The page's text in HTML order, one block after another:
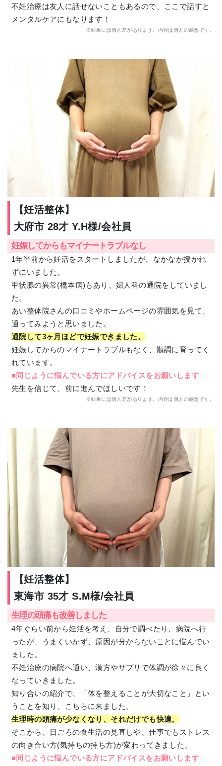
不妊治療は友人に話せないこともあるので、ここで話すと
メンタルケアにもなります！
※効果には個人差があります。内容は個人の感想です。
【妊活整体】
大府市 28才 Y.H様/会社員
妊娠してからもマイナートラブルなし
1年半前から妊活をスタートしましたが、なかなか授かれ
ずにいました。
甲状腺の異常(橋本病)もあり、婦人科の通院をしていまし
た。
あい整体院さんの口コミやホームページの雰囲気を見て、
通ってみようと思いました。
通院して3ヶ月ほどで妊娠できました。
妊娠してからのマイナートラブルもなく、順調に育ってく
れています。
■同じように悩んでいる方にアドバイスをお願いします
先生を信じて、前に進んでほしいです！
※効果には個人差があります。内容は個人の感想です。
【妊活整体】
東海市 35才 S.M様/会社員
生理の頭痛も改善しました
4年ぐらい前から妊活を考え、自分で調べたり、病院へ行
ったが、うまくいかず、原因が分からないことに悩んでい
ました。
不妊治療の病院へ通い、漢方やサプリで体調が徐々に良く
なっていきました。
知り合いの紹介で、「体を整えることが大切なこと」とい
うことを知り、こちらに来ました。
生理時の頭痛が少なくなり、それだけでも快適。
そこから、日ごろの食生活の見直しや、仕事でもストレス
の向き合い方(気持ちの持ち方)が変わってきました。
■同じように悩んでいる方にアドバイスをお願いします